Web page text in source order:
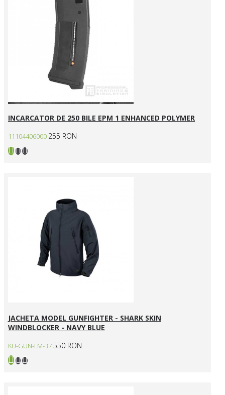
INCARCATOR DE 250 BILE EPM 1 ENHANCED POLYMER
11104406000 255 RON
JACHETA MODEL GUNFIGHTER - SHARK SKIN
WINDBLOCKER - NAVY BLUE
KU-GUN-FM-37550 RON